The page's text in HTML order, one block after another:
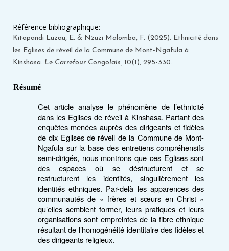
Référence bibliographique:
Kitapandi Luzau, E. & Nzuzi Malomba, F. (2025). Ethnicité dans
les Eglises de réveil de la Commune de Mont-Ngafula à
Kinshasa. Le Carrefour Congolais, 10(1), 295-330.
Résumé
Cet article analyse le phénomène de l’ethnicité
dans les Eglises de réveil à Kinshasa. Partant des
enquêtes menées auprès des dirigeants et fidèles
de dix Eglises de réveil de la Commune de Mont-
Ngafula sur la base des entretiens compréhensifs
semi-dirigés, nous montrons que ces Eglises sont
des espaces où se déstructurent et se
restructurent les identités, singulièrement les
identités ethniques. Par-delà les apparences des
communautés de « frères et sœurs en Christ »
qu’elles semblent former, leurs pratiques et leurs
organisations sont empreintes de la fibre ethnique
résultant de l’homogénéité identitaire des fidèles et
des dirigeants religieux.